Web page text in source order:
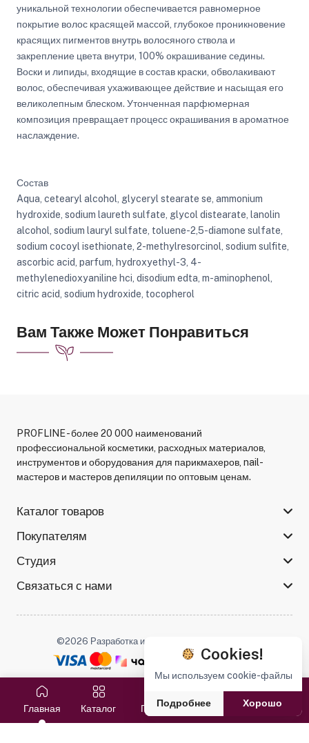
Главная Каталог Поиск Избранное Корзина
уникальной технологии обеспечивается равномерное
покрытие волос красящей массой, глубокое проникновение
красящих пигментов внутрь волосяного ствола и
закрепление цвета внутри, 100% окрашивание седины.
Воски и липиды, входящие в состав краски, обволакивают
волос, обеспечивая ухаживающее действие и насыщая его
великолепным блеском. Утонченная парфюмерная
композиция превращает процесс окрашивания в ароматное
наслаждение.
Состав
Aqua, cetearyl alcohol, glyceryl stearate se, ammonium
hydroxide, sodium laureth sulfate, glycol distearate, lanolin
alcohol, sodium lauryl sulfate, toluene-2,5-diamone sulfate,
sodium cocoyl isethionate, 2-methylresorcinol, sodium sulfite,
ascorbic acid, parfum, hydroxyethyl-3, 4-
methylenedioxyaniline hci, disodium edta, m-aminophenol,
citric acid, sodium hydroxide, tocopherol
Вам Также Может Понравиться
PROFLINE - более 20 000 наименований
профессиональной косметики, расходных материалов,
инструментов и оборудования для парикмахеров, nail-
мастеров и мастеров депиляции по оптовым ценам.
Каталог товаров
Покупателям
Студия
Связаться с нами
©2026 Разработка и поддержка -
Мы в соцсетях :
Cookies!
Мы используем cookie-файлы
Подробнее Хорошо